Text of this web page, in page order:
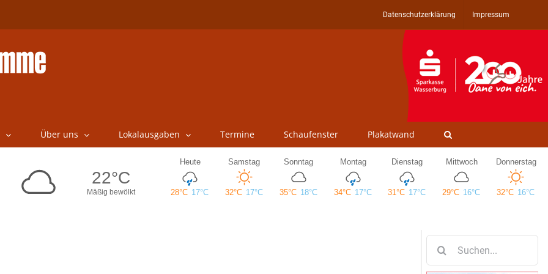
Datenschutzerklärung Impressum
Über uns Lokalausgaben Termine Schaufenster Plakatwand
nach: